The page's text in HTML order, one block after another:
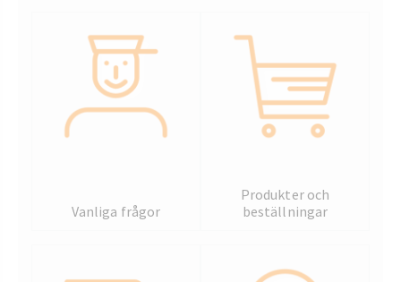
Vanliga frågor
Produkter och
beställningar